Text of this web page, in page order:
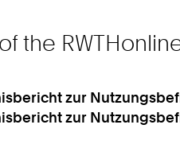
the
zur
zur